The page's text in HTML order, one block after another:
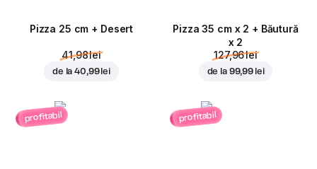
Pizza 25 cm + Desert
41,98 lei
de la40,99 lei
Pizza 35 cm x 2 + Băutură
x 2
127,96 lei
de la 99,99 lei
profitabil profitabil